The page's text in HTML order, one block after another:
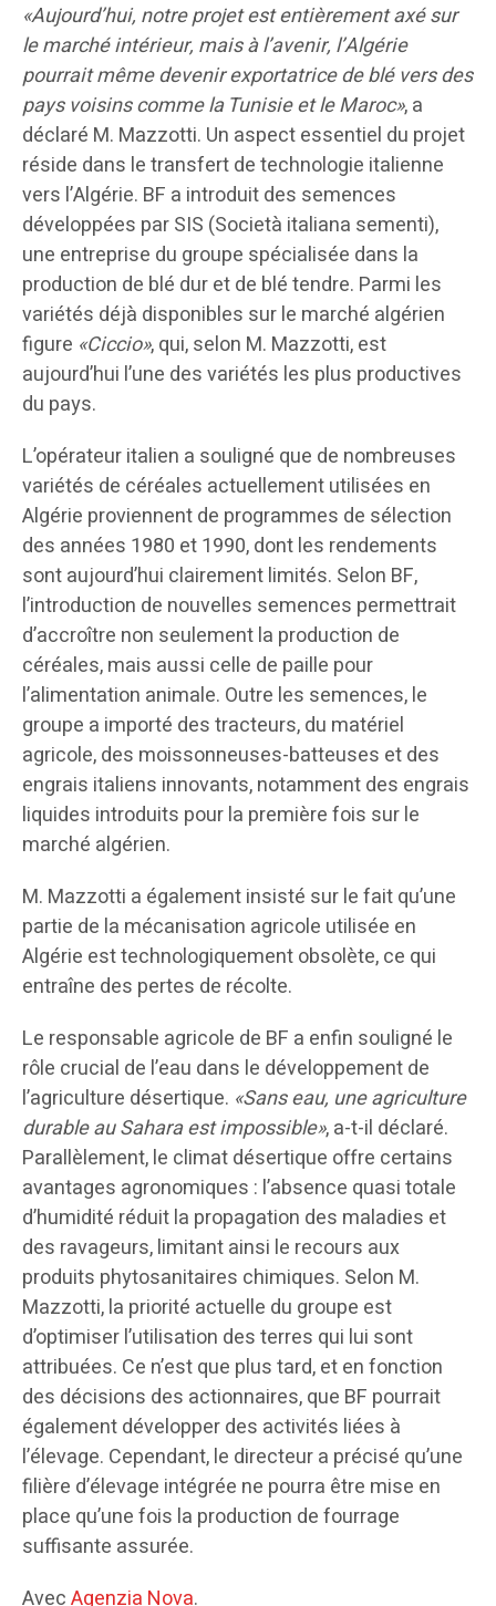
«Aujourd’hui, notre projet est entièrement axé sur
le marché intérieur, mais à l’avenir, l’Algérie
pourrait même devenir exportatrice de blé vers des
pays voisins comme la Tunisie et le Maroc», a
déclaré M. Mazzotti. Un aspect essentiel du projet
réside dans le transfert de technologie italienne
vers l’Algérie. BF a introduit des semences
développées par SIS (Società italiana sementi),
une entreprise du groupe spécialisée dans la
production de blé dur et de blé tendre. Parmi les
variétés déjà disponibles sur le marché algérien
figure «Ciccio», qui, selon M. Mazzotti, est
aujourd’hui l’une des variétés les plus productives
du pays.
L’opérateur italien a souligné que de nombreuses
variétés de céréales actuellement utilisées en
Algérie proviennent de programmes de sélection
des années 1980 et 1990, dont les rendements
sont aujourd’hui clairement limités. Selon BF,
l’introduction de nouvelles semences permettrait
d’accroître non seulement la production de
céréales, mais aussi celle de paille pour
l’alimentation animale. Outre les semences, le
groupe a importé des tracteurs, du matériel
agricole, des moissonneuses-batteuses et des
engrais italiens innovants, notamment des engrais
liquides introduits pour la première fois sur le
marché algérien.
M. Mazzotti a également insisté sur le fait qu’une
partie de la mécanisation agricole utilisée en
Algérie est technologiquement obsolète, ce qui
entraîne des pertes de récolte.
Le responsable agricole de BF a enfin souligné le
rôle crucial de l’eau dans le développement de
l’agriculture désertique. «Sans eau, une agriculture
durable au Sahara est impossible», a-t-il déclaré.
Parallèlement, le climat désertique offre certains
avantages agronomiques : l’absence quasi totale
d’humidité réduit la propagation des maladies et
des ravageurs, limitant ainsi le recours aux
produits phytosanitaires chimiques. Selon M.
Mazzotti, la priorité actuelle du groupe est
d’optimiser l’utilisation des terres qui lui sont
attribuées. Ce n’est que plus tard, et en fonction
des décisions des actionnaires, que BF pourrait
également développer des activités liées à
l’élevage. Cependant, le directeur a précisé qu’une
filière d’élevage intégrée ne pourra être mise en
place qu’une fois la production de fourrage
suffisante assurée.
AvecAgenzia Nova.